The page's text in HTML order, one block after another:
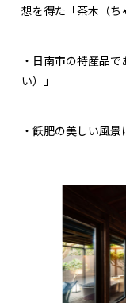
想を得た「茶木（ち
・⽇南市の特産品
い）」
・飫肥の美しい⾵景